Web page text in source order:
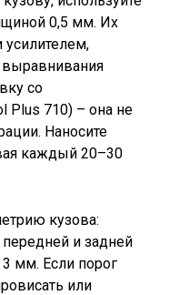
0,5 мм. Их
выравнивания
со
Plus 710) – она не
Наносите
каждый 20–30
кузова:
и задней
мм. Если порог
или